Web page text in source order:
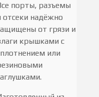
порты, разъемы
отсеки надёжно
от грязи и
крышками с
или